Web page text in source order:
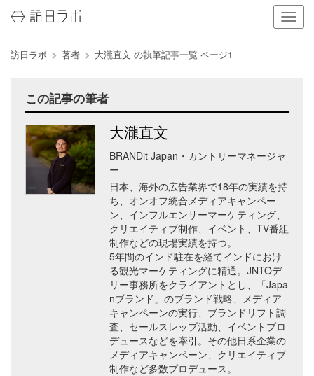
ナ
ビ
シ
の
訪日ラボ 著者 大瀧直文 の執筆記事一覧 ページ1
この記事の筆者
大瀧直文
BRANDit Japan・カントリーマネージャ
ー
日本、海外の広告業界で18年の実績を持
ち、オンオフ統合メディアキャンペー
ン、インフルエンサーマーケティング、
クリエイティブ制作、イベント、TV番組
制作などの現場実績を持つ。
5年間のインド駐在を経てインドにおけ
る観光マーケティングに精通。JNTOデ
リー事務所をクライアントとし、「Japa
nブランド」のブランド戦略、メディア
キャンペーンの実行、ブランドリフト調
査、セールスレップ活動、イベントプロ
デュースなどを牽引。その他日系企業の
メディアキャンペーン、クリエイティブ
制作など多数プロデュース。